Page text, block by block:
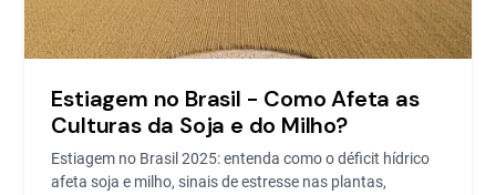
Estiagem no Brasil - Como Afeta as
Culturas da Soja e do Milho?
Estiagem no Brasil 2025: entenda como o déficit hídrico
afeta soja e milho, sinais de estresse nas plantas,